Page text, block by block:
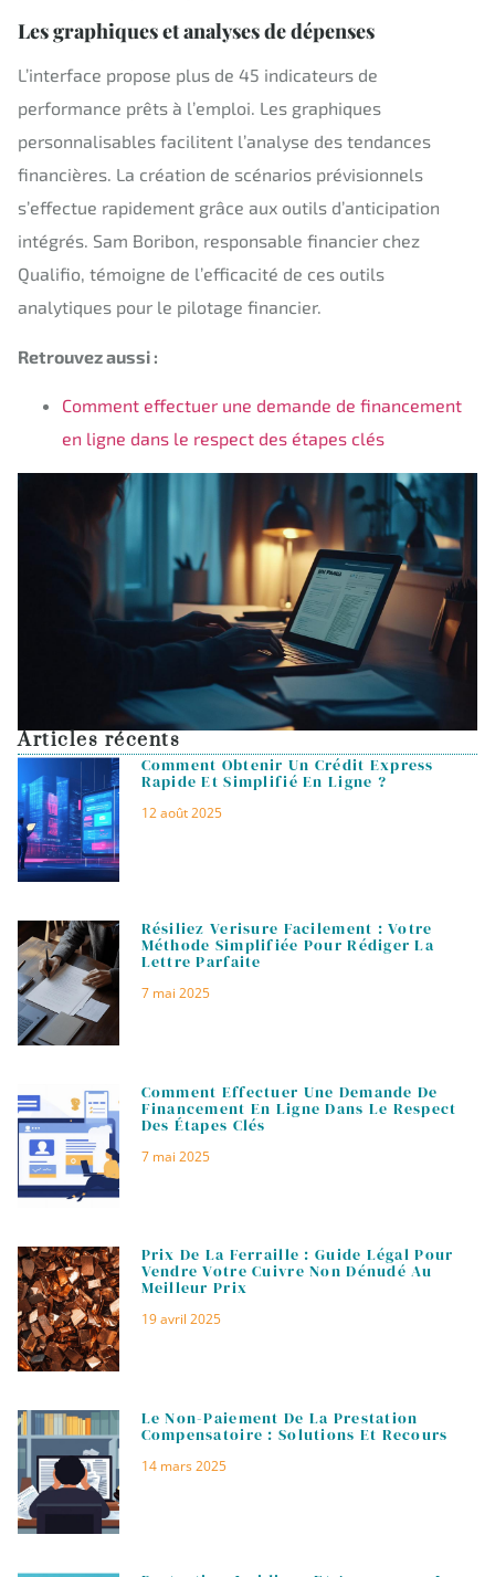
Les graphiques et analyses de dépenses
L’interface propose plus de 45 indicateurs de
performance prêts à l’emploi. Les graphiques
personnalisables facilitent l’analyse des tendances
financières. La création de scénarios prévisionnels
s’effectue rapidement grâce aux outils d’anticipation
intégrés. Sam Boribon, responsable financier chez
Qualifio, témoigne de l’efficacité de ces outils
analytiques pour le pilotage financier.
Retrouvez aussi :
Comment effectuer une demande de financement
en ligne dans le respect des étapes clés
Articles récents
Comment Obtenir Un Crédit Express
Rapide Et Simplifié En Ligne ?
12 août 2025
Résiliez Verisure Facilement : Votre
Méthode Simplifiée Pour Rédiger La
Lettre Parfaite
7 mai 2025
Comment Effectuer Une Demande De
Financement En Ligne Dans Le Respect
Des Étapes Clés
7 mai 2025
Prix De La Ferraille : Guide Légal Pour
Vendre Votre Cuivre Non Dénudé Au
Meilleur Prix
19 avril 2025
Le Non-Paiement De La Prestation
Compensatoire : Solutions Et Recours
14 mars 2025